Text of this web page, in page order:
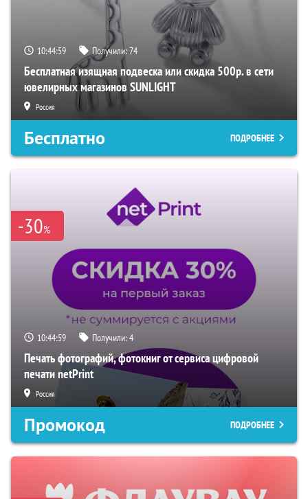
10:44:58 Получили:74
Бесплатная изящная подвеска или скидка 500р. в сети
ювелирных магазинов SUNLIGHT
Россия
Бесплатно ПОДРОБНЕЕ
-30%
10:44:58 Получили:4
Печать фотографий, фотокниг от сервиса цифровой
печати netPrint
Россия
Промокод ПОДРОБНЕЕ